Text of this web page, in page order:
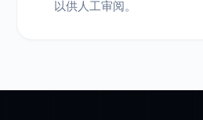
以供人工审阅。